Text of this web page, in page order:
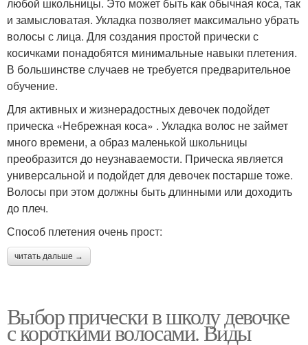
и замысловатая. Укладка позволяет максимально убрать
волосы с лица. Для создания простой прически с
косичками понадобятся минимальные навыки плетения.
В большинстве случаев не требуется предварительное
обучение.
Для активных и жизнерадостных девочек подойдет
прическа «Небрежная коса» . Укладка волос не займет
много времени, а образ маленькой школьницы
преобразится до неузнаваемости. Прическа является
универсальной и подойдет для девочек постарше тоже.
Волосы при этом должны быть длинными или доходить
до плеч.
Способ плетения очень прост:
читать дальше →
Выбор прически в школу девочке
с короткими волосами. Виды